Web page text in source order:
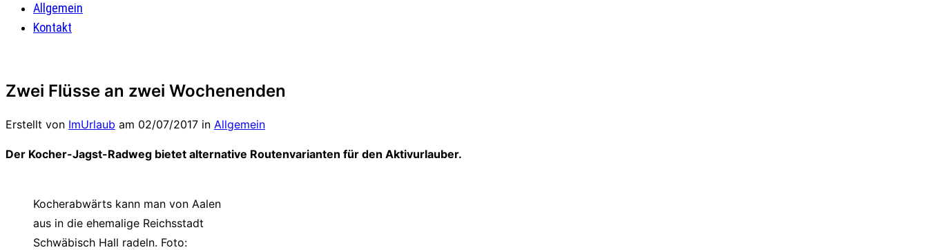
Allgemein
Kontakt
Zwei Flüsse an zwei Wochenenden
Erstellt von ImUrlaub am 02/07/2017 in Allgemein
Der Kocher-Jagst-Radweg bietet alternative Routenvarianten für den Aktivurlauber.
Kocherabwärts kann man von Aalen
aus in die ehemalige Reichsstadt
Schwäbisch Hall radeln. Foto: